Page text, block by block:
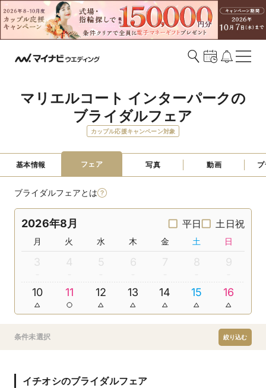
マリエルコート インターパークの
ブライダルフェア
カップル応援キャンペーン対象
基本情報 フェア 写真 動画
ブライダルフェアとは
2026年8月 平日 土日祝
月 火 水 木 金 土 日
3 4 5 6 7 8 9
10 11 12 13 14 15 16
条件未選択 絞り込む
イチオシのブライダルフェア